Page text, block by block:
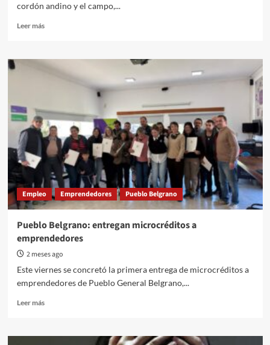
cordón andino y el campo,...
Leer másRead
La
peruanización
Empleo Emprendedores Pueblo Belgrano
Pueblo Belgrano: entregan microcréditos a
emprendedores
2 meses ago
Este viernes se concretó la primera entrega de microcréditos a
emprendedores de Pueblo General Belgrano,...
Leer másRead
Pueblo